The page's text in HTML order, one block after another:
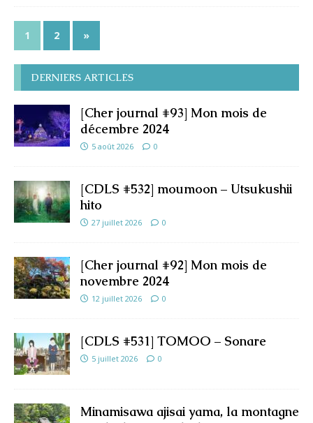
1 2 »
DERNIERS ARTICLES
[Cher journal #93] Mon mois de
décembre 2024
5 août 2026 0
[CDLS #532] moumoon – Utsukushii
hito
27 juillet 2026 0
[Cher journal #92] Mon mois de
novembre 2024
12 juillet 2026 0
[CDLS #531] TOMOO – Sonare
5 juillet 2026 0
Minamisawa ajisai yama, la montagne